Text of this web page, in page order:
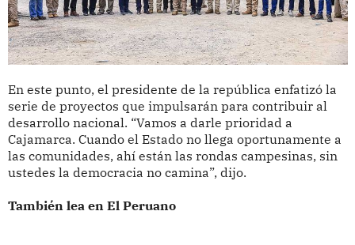
En este punto, el presidente de la república enfatizó la
serie de proyectos que impulsarán para contribuir al
desarrollo nacional. “Vamos a darle prioridad a
Cajamarca. Cuando el Estado no llega oportunamente a
las comunidades, ahí están las rondas campesinas, sin
ustedes la democracia no camina”, dijo.
También lea en El Peruano